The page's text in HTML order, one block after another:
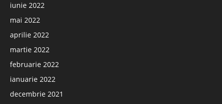
iunie 2022
mai 2022
aprilie 2022
martie 2022
februarie 2022
ianuarie 2022
decembrie 2021